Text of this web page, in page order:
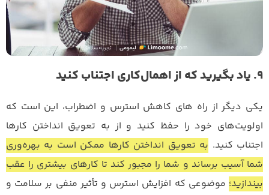
9. یاد بگیرید که از اهمال‌کاری اجتناب کنید
یکی دیگر از راه های کاهش استرس و اضطراب، این است که
اولویت‌های خود را حفظ کنید و از به تعویق انداختن کارها
اجتناب کنید. به تعویق انداختن کارها ممکن است به بهره‌وری
شما آسیب برساند و شما را مجبور کند تا کارهای بیشتری را عقب
بیندازید؛ موضوعی که افزایش استرس و تأثیر منفی بر سلامت و